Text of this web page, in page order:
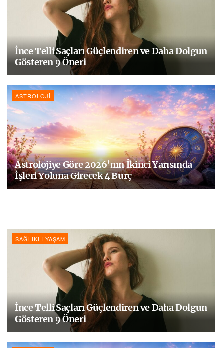
İnce Telli Saçları Güçlendiren ve Daha Dolgun
Gösteren 9 Öneri
ASTROLOJI
Astrolojiye Göre 2026’nın İkinci Yarısında
İşleri Yoluna Girecek 4 Burç
SAĞLIKLI YAŞAM
İnce Telli Saçları Güçlendiren ve Daha Dolgun
Gösteren 9 Öneri